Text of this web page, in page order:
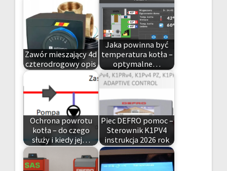
Zawór mieszający 4d
czterodrogowy opis
Jaka powinna być
temperatura kotła –
optymalne…
Ochrona powrotu
kotła – do czego
służy i kiedy jej…
Piec DEFRO pomoc –
Sterownik K1PV4
instrukcja 2026 rok